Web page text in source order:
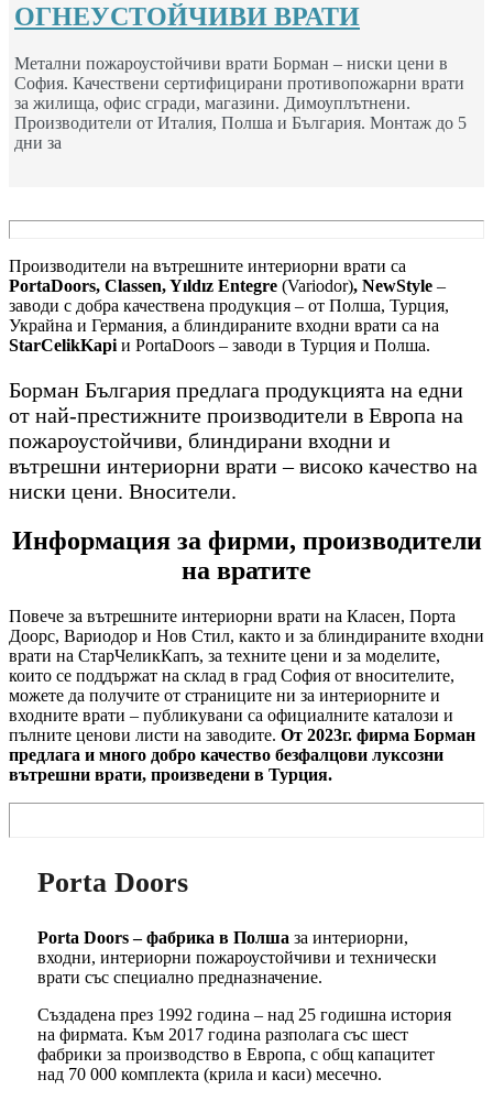
ОГНЕУСТОЙЧИВИ ВРАТИ
Метални пожароустойчиви врати Борман – ниски цени в
София. Качествени сертифицирани противопожарни врати
за жилища, офис сгради, магазини. Димоуплътнени.
Производители от Италия, Полша и България. Монтаж до 5
дни за
Производители на вътрешните интериорни врати са
PortaDoors, Classen, Yıldız Entegre (Variodor), NewStyle –
заводи с добра качествена продукция – от Полша, Турция,
Украйна и Германия, а блиндираните входни врати са на
StarCelikKapi и PortaDoors – заводи в Турция и Полша.
Борман България предлага продукцията на едни
от най-престижните производители в Европа на
пожароустойчиви, блиндирани входни и
вътрешни интериорни врати – високо качество на
ниски цени. Вносители.
Информация за фирми, производители
на вратите
Повече за вътрешните интериорни врати на Класен, Порта
Доорс, Вариодор и Нов Стил, както и за блиндираните входни
врати на СтарЧеликКапъ, за техните цени и за моделите,
които се поддържат на склад в град София от вносителите,
можете да получите от страниците ни за интериорните и
входните врати – публикувани са официалните каталози и
пълните ценови листи на заводите. От 2023г. фирма Борман
предлага и много добро качество безфалцови луксозни
вътрешни врати, произведени в Турция.
Porta Doors
Porta Doors – фабрика в Полша за интериорни,
входни, интериорни пожароустойчиви и технически
врати със специално предназначение.
Създадена през 1992 година – над 25 годишна история
на фирмата. Към 2017 година разполага със шест
фабрики за производство в Европа, с общ капацитет
над 70 000 комплекта (крила и каси) месечно.